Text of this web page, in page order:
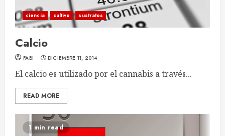
ciencia cultivo sustratos
Calcio
FABI DICIEMBRE 11, 2014
El calcio es utilizado por el cannabis a través...
READ MORE
1 min read